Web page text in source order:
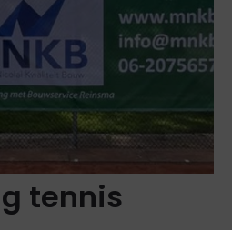
tennis